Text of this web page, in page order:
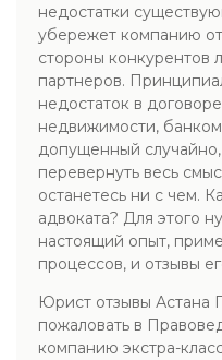
недостатки
убережет компанию от
стороны конкурентов
партнеров.
недостаток в
недвижимости,
допущенный
перевернуть весь
останетесь ни с чем.
адвоката? Для этого
настоящий опыт,
процессов, и отзывы
Юрист отзывы Астана
пожаловать в
компанию экстра-